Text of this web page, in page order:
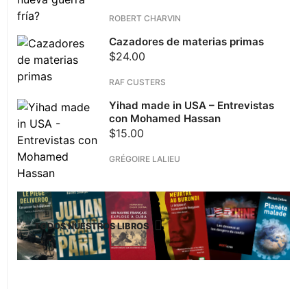
ROBERT CHARVIN
Cazadores de materias primas
$24.00
RAF CUSTERS
Yihad made in USA – Entrevistas
con Mohamed Hassan
$15.00
GRÉGOIRE LALIEU
TODOS NUESTROS LIBROS